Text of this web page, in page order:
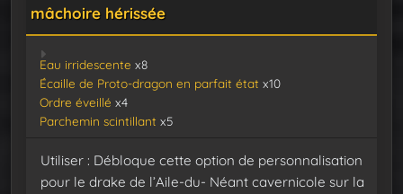
mâchoire hérissée
Eau irridescente x8
Écaille de Proto-dragon en parfait état x10
Ordre éveillé x4
Parchemin scintillant x5
Utiliser : Débloque cette option de personnalisation
pour le drake de l’Aile-du- Néant cavernicole sur la